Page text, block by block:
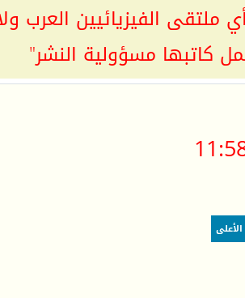
ملتقى الفيزيائيين العرب
كاتبها مسؤولية النشر"
الأعلى